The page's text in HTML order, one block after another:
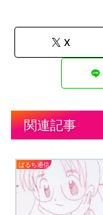
X
関連記事
ぱるち通信